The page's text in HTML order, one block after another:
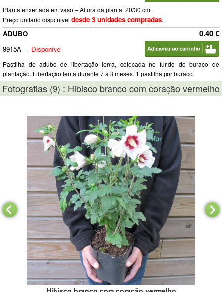
Planta enxertada em vaso – Altura da planta: 20/30 cm.
Preço unitário disponivel desde 3 unidades compradas.
0.40 €
ADUBO
9915A
- Disponível
Pastilha de adubo de libertação lenta, colocada no fundo do buraco de
plantação. Libertação lenta durante 7 a 8 meses. 1 pastilha por buraco.
Fotografias (9) : Hibisco branco com coração vermelho